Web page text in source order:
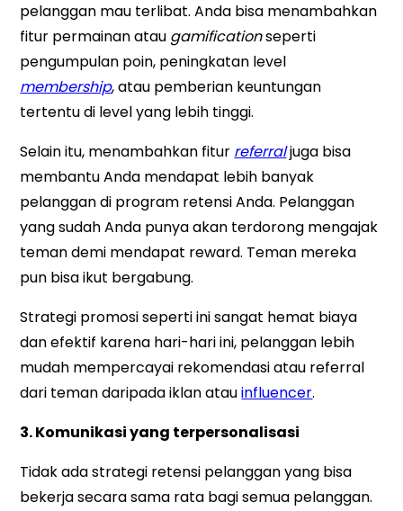
pelanggan mau terlibat. Anda bisa menambahkan
fitur permainan atau gamificationseperti
pengumpulan poin, peningkatan level
membership, atau pemberian keuntungan
tertentu di level yang lebih tinggi.
Selain itu, menambahkan fitur referraljuga bisa
membantu Anda mendapat lebih banyak
pelanggan di program retensi Anda. Pelanggan
yang sudah Anda punya akan terdorong mengajak
teman demi mendapat reward. Teman mereka
pun bisa ikut bergabung.
Strategi promosi seperti ini sangat hemat biaya
dan efektif karena hari-hari ini, pelanggan lebih
mudah mempercayai rekomendasi atau referral
dari teman daripada iklan atauinfluencer.
3. Komunikasi yang terpersonalisasi
Tidak ada strategi retensi pelanggan yang bisa
bekerja secara sama rata bagi semua pelanggan.